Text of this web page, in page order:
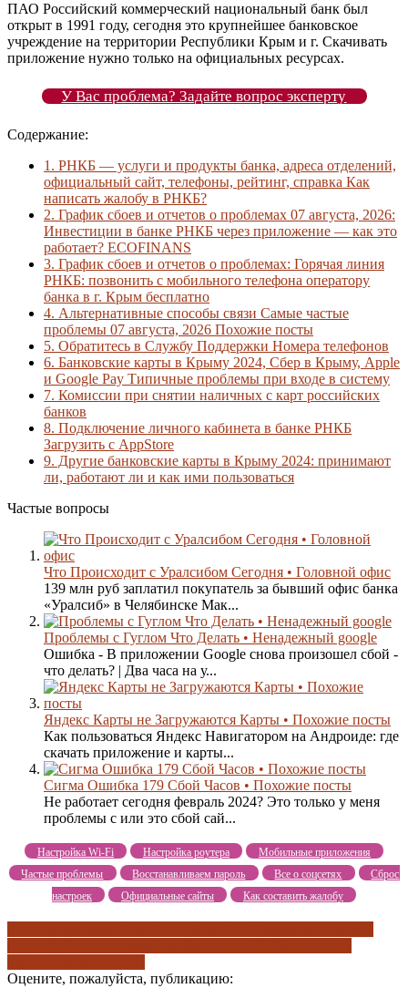
ПАО Российский коммерческий национальный банк был
открыт в 1991 году, сегодня это крупнейшее банковское
учреждение на территории Республики Крым и г. Скачивать
приложение нужно только на официальных ресурсах.
У Вас проблема? Задайте вопрос эксперту
Содержание:
1. РНКБ — услуги и продукты банка, адреса отделений,
официальный сайт, телефоны, рейтинг, справка Как
написать жалобу в РНКБ?
2. График сбоев и отчетов о проблемах 07 августа, 2026:
Инвестиции в банке РНКБ через приложение — как это
работает? ECOFINANS
3. График сбоев и отчетов о проблемах: Горячая линия
РНКБ: позвонить с мобильного телефона оператору
банка в г. Крым бесплатно
4. Альтернативные способы связи Самые частые
проблемы 07 августа, 2026 Похожие посты
5. Обратитесь в Службу Поддержки Номера телефонов
6. Банковские карты в Крыму 2024, Сбер в Крыму, Apple
и Google Pay Типичные проблемы при входе в систему
7. Комиссии при снятии наличных с карт российских
банков
8. Подключение личного кабинета в банке РНКБ
Загрузить с AppStore
9. Другие банковские карты в Крыму 2024: принимают
ли, работают ли и как ими пользоваться
Частые вопросы
Что Происходит с Уралсибом Сегодня • Головной офис
139 млн руб заплатил покупатель за бывший офис банка
«Уралсиб» в Челябинске Мак...
Проблемы с Гуглом Что Делать • Ненадежный google
Ошибка - В приложении Google снова произошел сбой -
что делать? | Два часа на у...
Яндекс Карты не Загружаются Карты • Похожие посты
Как пользоваться Яндекс Навигатором на Андроиде: где
скачать приложение и карты...
Сигма Ошибка 179 Сбой Часов • Похожие посты
Не работает сегодня февраль 2024? Это только у меня
проблемы с или это сбой сай...
Настройка Wi-Fi Настройка роутера
Мобильные приложения
Частые проблемы
Восстанавливаем пароль Все о соцсетях
Сброс
настроек
Официальные сайты Как составить жалобу
Оцените, пожалуйста, публикацию: